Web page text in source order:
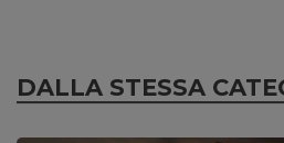
DALLA STESSA